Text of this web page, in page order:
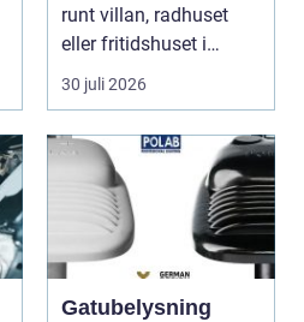
runt villan, radhuset
eller fritidshuset i
Enkö...
30 juli 2026
Gatubelysning